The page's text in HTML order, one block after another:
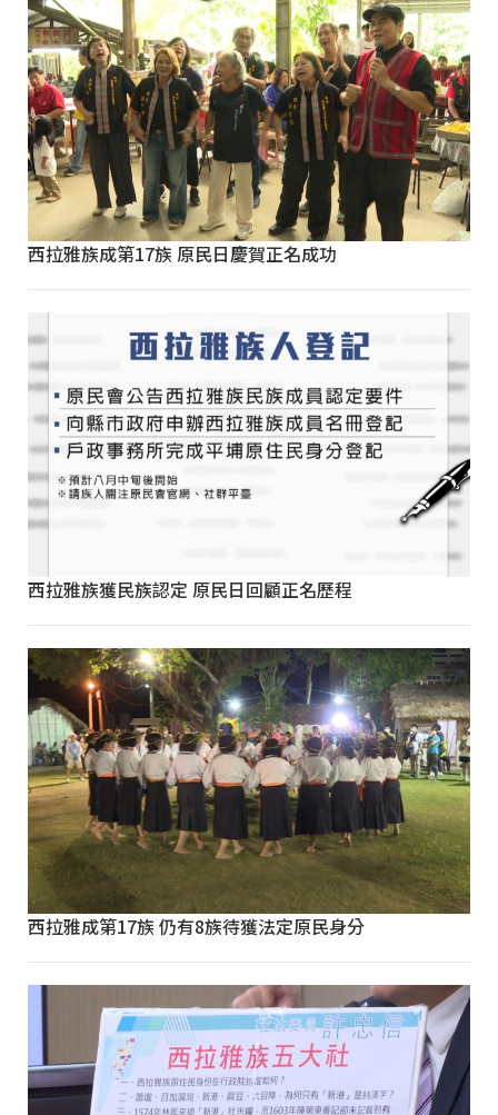
西拉雅族成第17族 原民日慶賀正名成功
西拉雅族獲民族認定 原民日回顧正名歷程
西拉雅成第17族 仍有8族待獲法定原民身分